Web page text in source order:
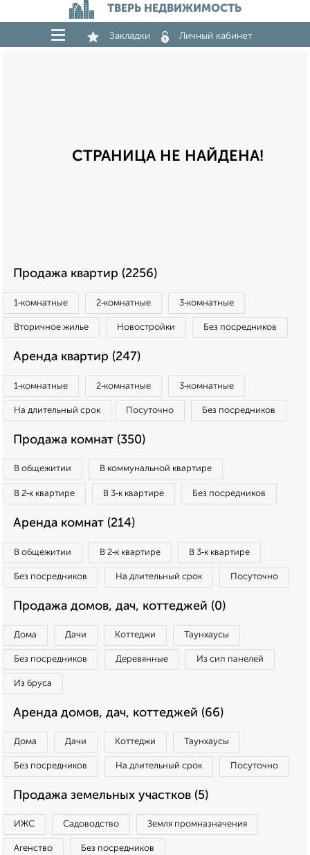
ТВЕРЬ НЕДВИЖИМОСТЬ
Закладки Личный кабинет
СТРАНИЦА НЕ НАЙДЕНА!
Продажа квартир (2256)
1‑комнатные 2‑комнатные 3‑комнатные
Вторичное жилье Новостройки Без посредников
Аренда квартир (247)
1‑комнатные 2‑комнатные 3‑комнатные
На длительный срок Посуточно Без посредников
Продажа комнат (350)
В общежитии В коммунальной квартире
В 2‑к квартире В 3‑к квартире Без посредников
Аренда комнат (214)
В общежитии В 2‑к квартире В 3‑к квартире
Без посредников На длительный срок Посуточно
Продажа домов, дач, коттеджей (0)
Дома Дачи Коттеджи Таунхаусы
Без посредников Деревянные Из сип панелей
Из бруса
Аренда домов, дач, коттеджей (66)
Дома Дачи Коттеджи Таунхаусы
Без посредников На длительный срок Посуточно
Продажа земельных участков (5)
ИЖС Садоводство Земля промназначения
Агенство Без посредников